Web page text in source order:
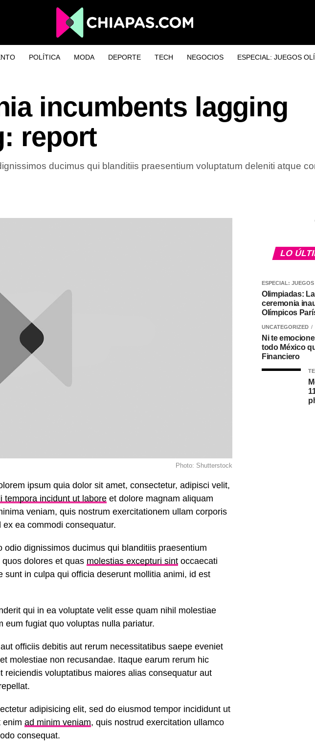
POLÍTICA MODA DEPORTE TECH NEGOCIOS ESPECIAL: JUEGOS
incumbents lagging
report
ducimus qui blanditiis praesentium voluptatum deleniti atque
Photo: Shutterstock
ipsum quia dolor sit amet, consectetur, adipisci velit,
tempora incidunt ut labore et dolore magnam aliquam
veniam, quis nostrum exercitationem ullam corporis
ea commodi consequatur.
dignissimos ducimus qui blanditiis praesentium
dolores et quas molestias excepturi sint occaecati
sunt in culpa qui officia deserunt mollitia animi, id est
qui in ea voluptate velit esse quam nihil molestiae
eum fugiat quo voluptas nulla pariatur.
officiis debitis aut rerum necessitatibus saepe eveniet
molestiae non recusandae. Itaque earum rerum hic
reiciendis voluptatibus maiores alias consequatur aut
adipisicing elit, sed do eiusmod tempor incididunt ut
enim ad minim veniam, quis nostrud exercitation ullamco
consequat.
LO
ESPECIAL:
Olimpiadas:
ceremonia
Olímpicos
UNCATEGORIZED
Ni te
todo México
Financiero